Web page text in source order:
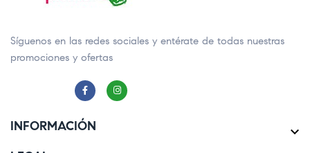
Síguenos en las redes sociales y entérate de todas nuestras
promociones y ofertas
INFORMACIÓN 